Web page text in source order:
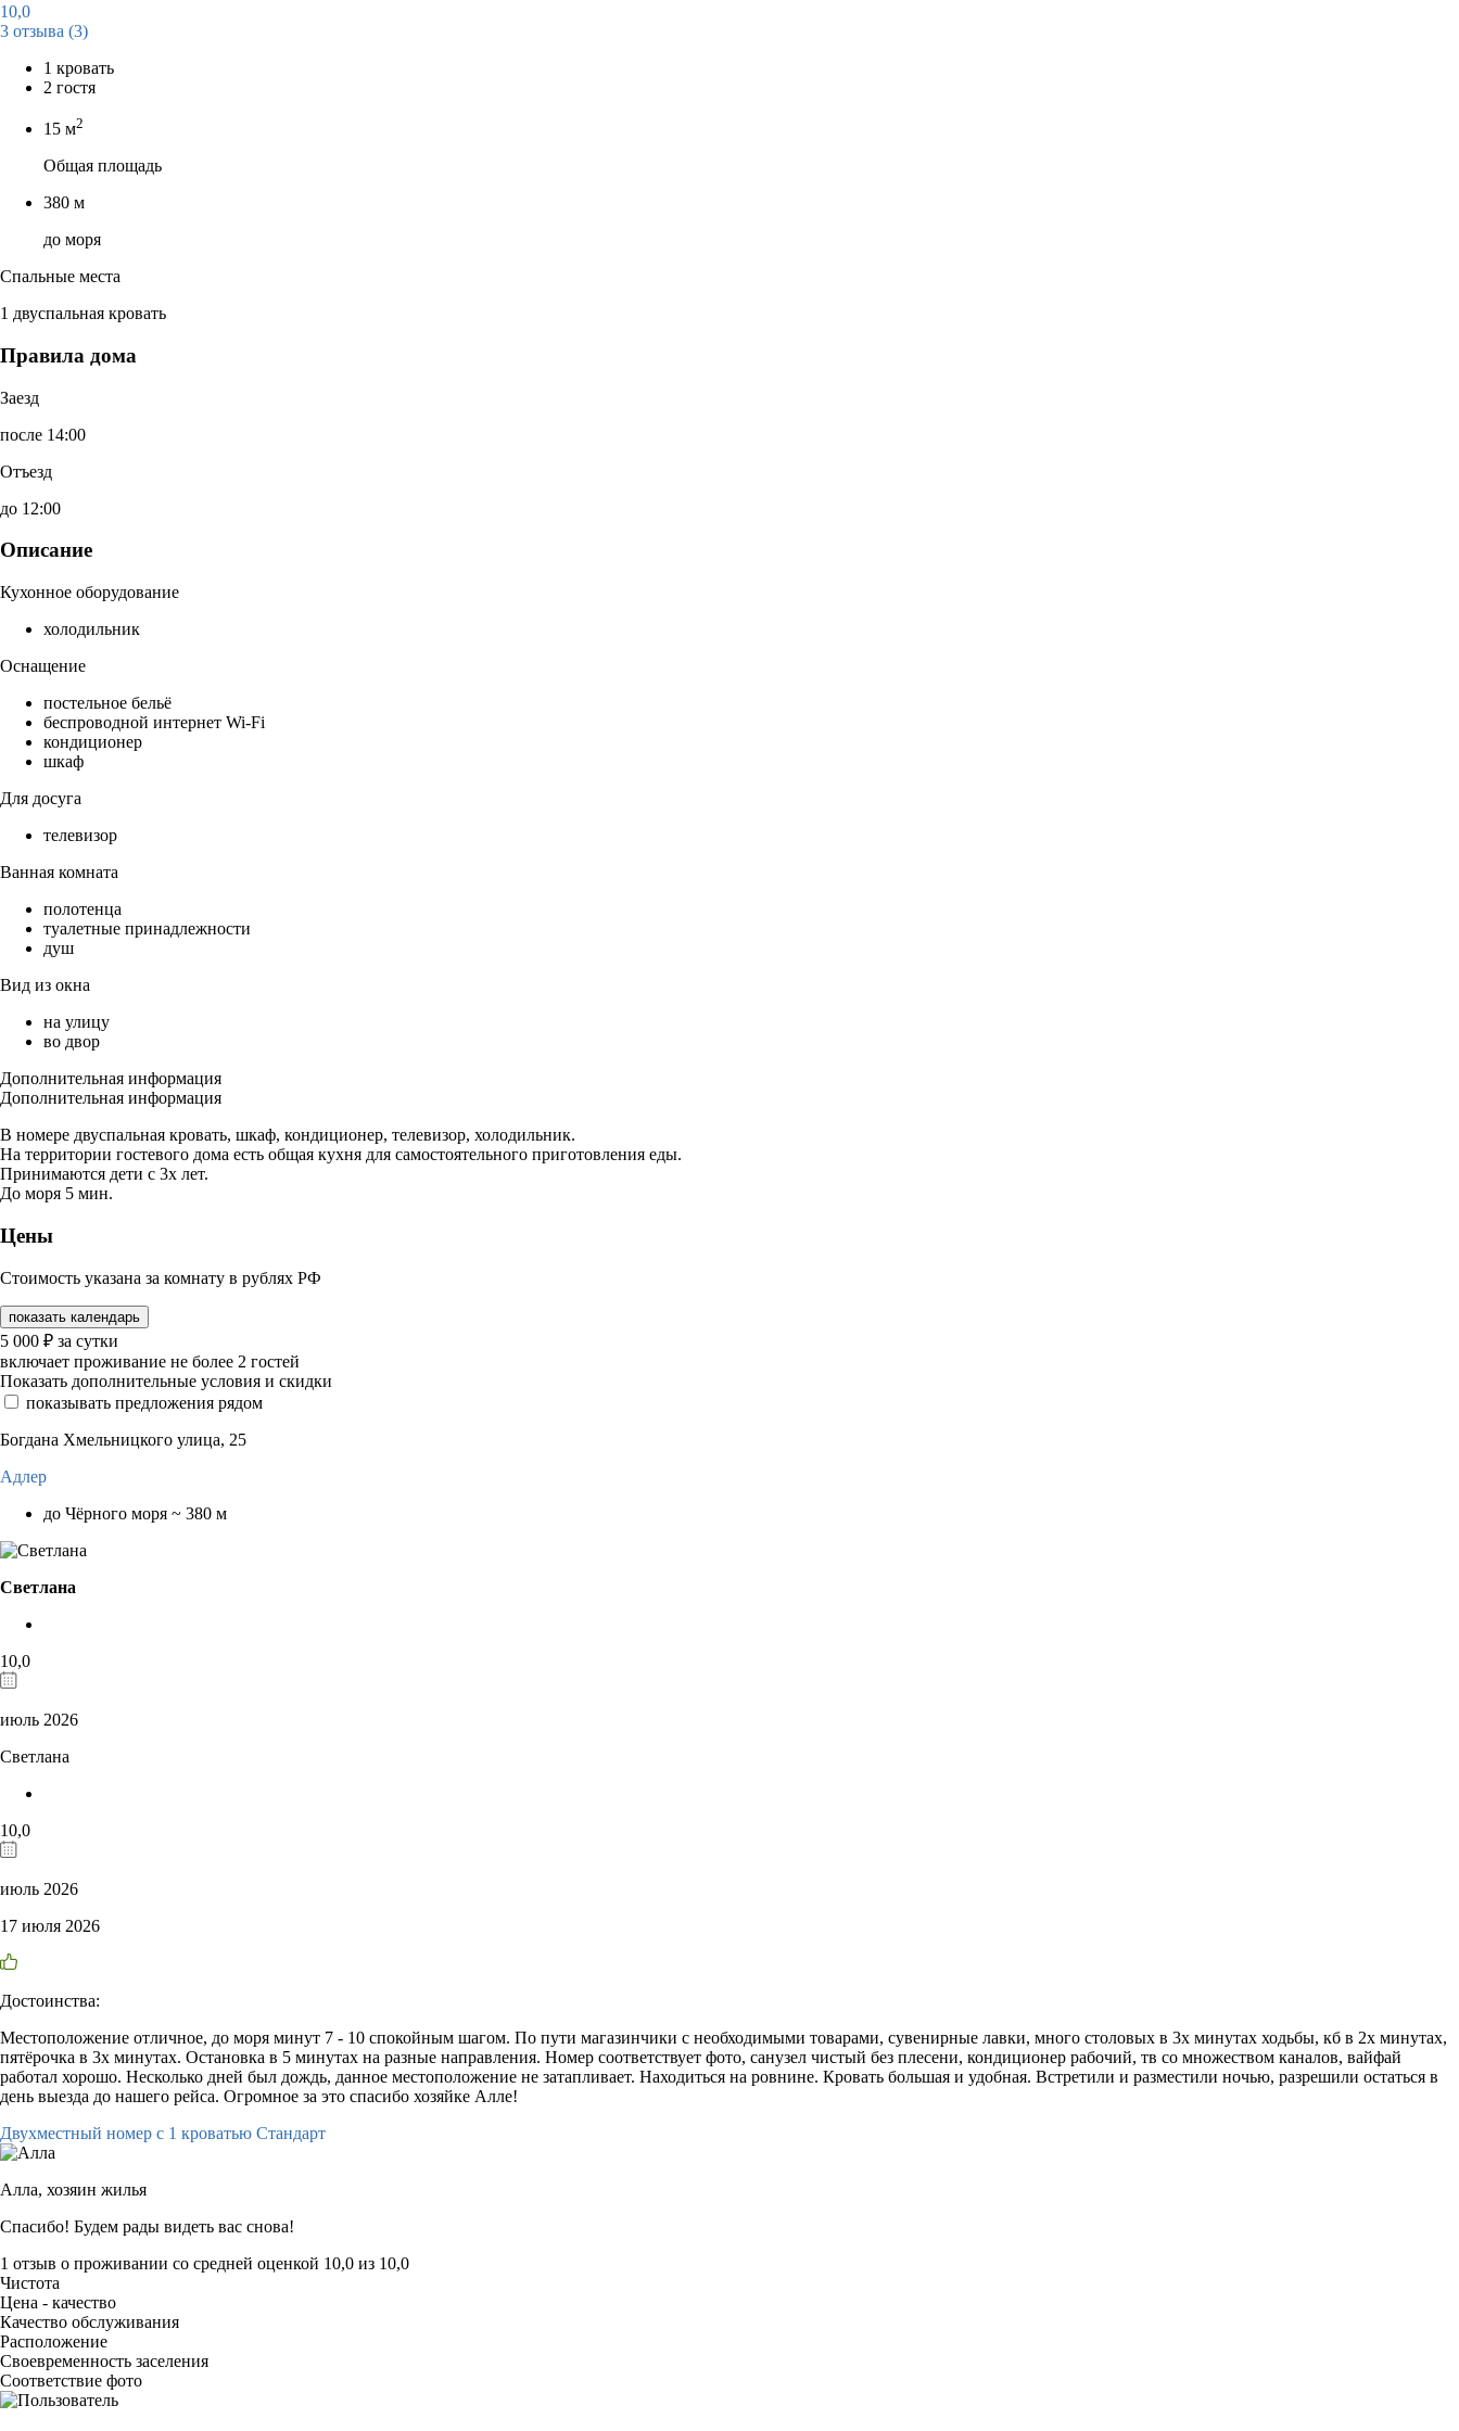
10,0
3 отзыва (3)
1 кровать
2 гостя
15 м2
Общая площадь
380 м
до моря
Спальные места
1 двуспальная кровать
Правила дома
Заезд
после 14:00
Отъезд
до 12:00
Описание
Кухонное оборудование
холодильник
Оснащение
постельное бельё
беспроводной интернет Wi-Fi
кондиционер
шкаф
Для досуга
телевизор
Ванная комната
полотенца
туалетные принадлежности
душ
Вид из окна
на улицу
во двор
Дополнительная информация
Дополнительная информация
В номере двуспальная кровать, шкаф, кондиционер, телевизор, холодильник.
На территории гостевого дома есть общая кухня для самостоятельного приготовления еды.
Принимаются дети с 3х лет.
До моря 5 мин.
Цены
Стоимость указана за комнату в рублях РФ
показать календарь
5 000 ₽ за сутки
включает проживание не более 2 гостей
Показать дополнительные условия и скидки
показывать предложения рядом
Богдана Хмельницкого улица, 25
Адлер
до Чёрного моря ~ 380 м
Светлана
10,0
июль 2026
Светлана
10,0
июль 2026
17 июля 2026
Достоинства:
Местоположение отличное, до моря минут 7 - 10 спокойным шагом. По пути магазинчики с необходимыми товарами, сувенирные лавки, много столовых в 3х минутах ходьбы, кб в 2х минутах,
пятёрочка в 3х минутах. Остановка в 5 минутах на разные направления. Номер соответствует фото, санузел чистый без плесени, кондиционер рабочий, тв со множеством каналов, вайфай
работал хорошо. Несколько дней был дождь, данное местоположение не затапливает. Находиться на ровнине. Кровать большая и удобная. Встретили и разместили ночью, разрешили остаться в
день выезда до нашего рейса. Огромное за это спасибо хозяйке Алле!
Двухместный номер с 1 кроватью Стандарт
Алла, хозяин жилья
Спасибо! Будем рады видеть вас снова!
1 отзыв о проживании со средней оценкой 10,0 из 10,0
Чистота
Цена - качество
Качество обслуживания
Расположение
Своевременность заселения
Соответствие фото